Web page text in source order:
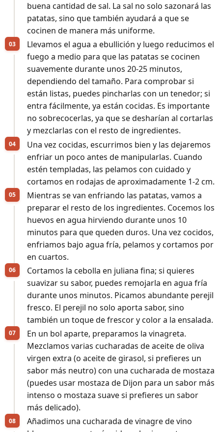
buena cantidad de sal. La sal no solo sazonará las
patatas, sino que también ayudará a que se
cocinen de manera más uniforme.
Llevamos el agua a ebullición y luego reducimos el
fuego a medio para que las patatas se cocinen
suavemente durante unos 20-25 minutos,
dependiendo del tamaño. Para comprobar si
están listas, puedes pincharlas con un tenedor; si
entra fácilmente, ya están cocidas. Es importante
no sobrecocerlas, ya que se desharían al cortarlas
y mezclarlas con el resto de ingredientes.
Una vez cocidas, escurrimos bien y las dejaremos
enfriar un poco antes de manipularlas. Cuando
estén templadas, las pelamos con cuidado y
cortamos en rodajas de aproximadamente 1-2 cm.
Mientras se van enfriando las patatas, vamos a
preparar el resto de los ingredientes. Cocemos los
huevos en agua hirviendo durante unos 10
minutos para que queden duros. Una vez cocidos,
enfriamos bajo agua fría, pelamos y cortamos por
en cuartos.
Cortamos la cebolla en juliana fina; si quieres
suavizar su sabor, puedes remojarla en agua fría
durante unos minutos. Picamos abundante perejil
fresco. El perejil no solo aporta sabor, sino
también un toque de frescor y color a la ensalada.
En un bol aparte, preparamos la vinagreta.
Mezclamos varias cucharadas de aceite de oliva
virgen extra (o aceite de girasol, si prefieres un
sabor más neutro) con una cucharada de mostaza
(puedes usar mostaza de Dijon para un sabor más
intenso o mostaza suave si prefieres un sabor
más delicado).
Añadimos una cucharada de vinagre de vino